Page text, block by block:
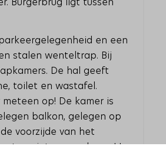
Burgerbrug ligt tussen
en een
stalen wenteltrap. Bij
De hal geeft
toilet en wastafel.
op! De kamer is
balkon, gelegen op
voorzijde van het
genieten van de zon! In